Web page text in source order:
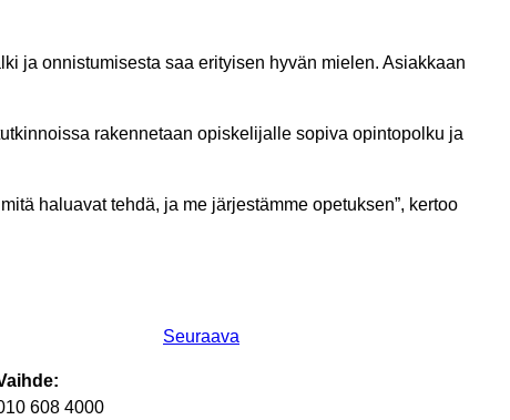
ja onnistumisesta saa erityisen hyvän mielen. Asiakkaan
rakennetaan opiskelijalle sopiva opintopolku ja
haluavat tehdä, ja me järjestämme opetuksen”, kertoo
Seuraava
608 4000